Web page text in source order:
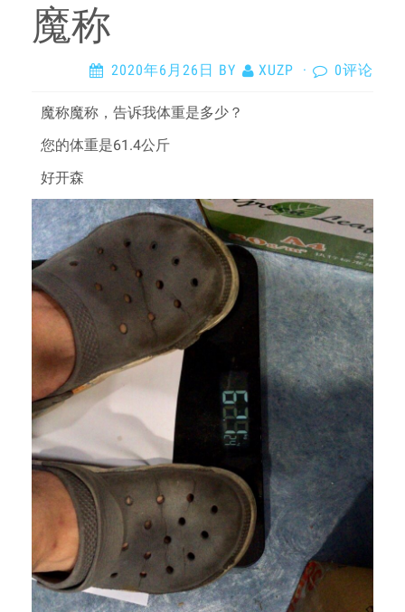
魔称
2020年6月26日 BY XUZP · 0评论
魔称魔称，告诉我体重是多少？
您的体重是61.4公斤
好开森